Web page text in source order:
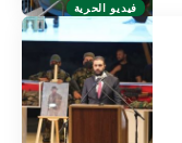
فيديو الحرية